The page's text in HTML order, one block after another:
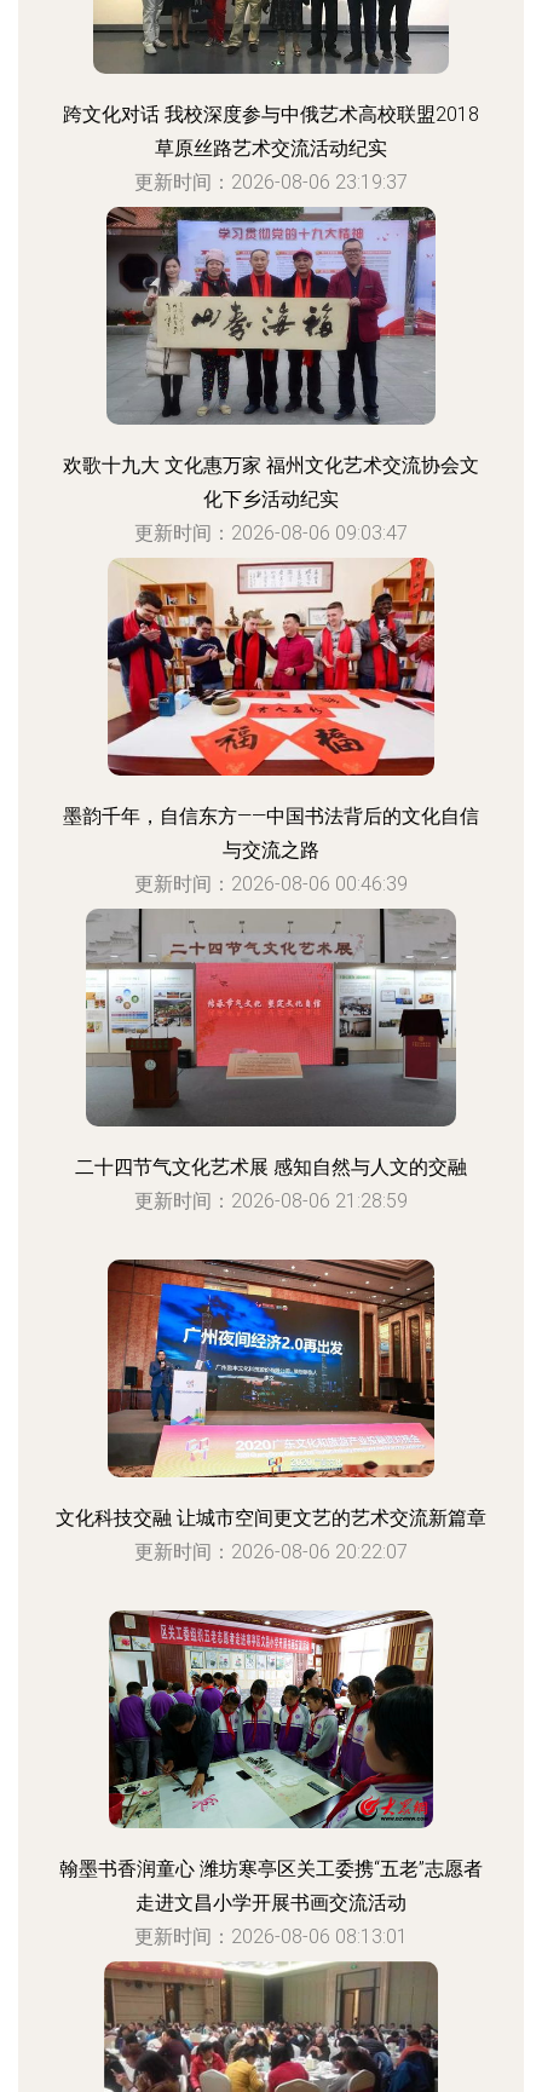
跨文化对话 我校深度参与中俄艺术高校联盟2018
草原丝路艺术交流活动纪实
更新时间：2026-08-06 23:19:37
欢歌十九大 文化惠万家 福州文化艺术交流协会文
化下乡活动纪实
更新时间：2026-08-06 09:03:47
墨韵千年，自信东方——中国书法背后的文化自信
与交流之路
更新时间：2026-08-06 00:46:39
二十四节气文化艺术展 感知自然与人文的交融
更新时间：2026-08-06 21:28:59
文化科技交融 让城市空间更文艺的艺术交流新篇章
更新时间：2026-08-06 20:22:07
翰墨书香润童心 潍坊寒亭区关工委携“五老”志愿者
走进文昌小学开展书画交流活动
更新时间：2026-08-06 08:13:01